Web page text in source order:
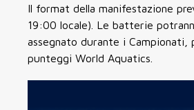
Il format della manifestazione
19:00 locale). Le batterie
assegnato durante i Campionati,
punteggi World Aquatics.